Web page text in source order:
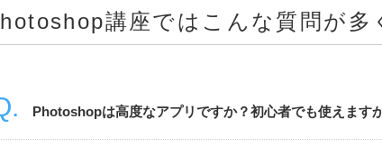
講座ではこんな質問が多
Photoshopは高度なアプリですか？初心者でも使えます